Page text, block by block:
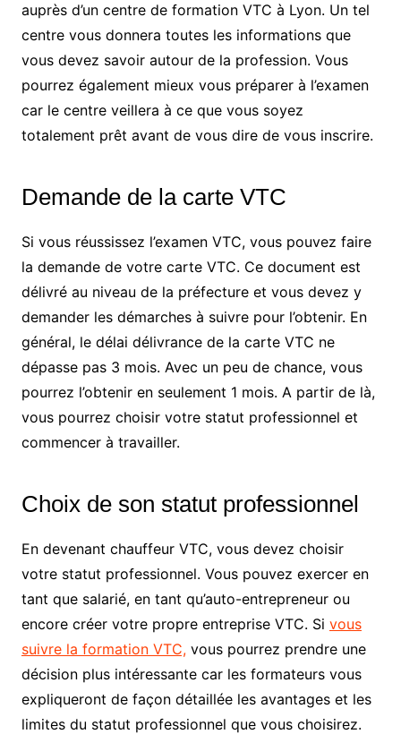
auprès d’un centre de formation VTC à Lyon. Un tel
centre vous donnera toutes les informations que
vous devez savoir autour de la profession. Vous
pourrez également mieux vous préparer à l’examen
car le centre veillera à ce que vous soyez
totalement prêt avant de vous dire de vous inscrire.
Demande de la carte VTC
Si vous réussissez l’examen VTC, vous pouvez faire
la demande de votre carte VTC. Ce document est
délivré au niveau de la préfecture et vous devez y
demander les démarches à suivre pour l’obtenir. En
général, le délai délivrance de la carte VTC ne
dépasse pas 3 mois. Avec un peu de chance, vous
pourrez l’obtenir en seulement 1 mois. A partir de là,
vous pourrez choisir votre statut professionnel et
commencer à travailler.
Choix de son statut professionnel
En devenant chauffeur VTC, vous devez choisir
votre statut professionnel. Vous pouvez exercer en
tant que salarié, en tant qu’auto-entrepreneur ou
encore créer votre propre entreprise VTC. Si vous
suivre la formation VTC,vous pourrez prendre une
décision plus intéressante car les formateurs vous
expliqueront de façon détaillée les avantages et les
limites du statut professionnel que vous choisirez.